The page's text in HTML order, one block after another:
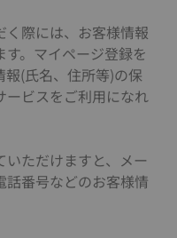
く際には、お客様情報
。マイページ登録を
報(氏名、住所等)の保
ービスをご利用になれ
ただけますと、メー
話番号などのお客様情